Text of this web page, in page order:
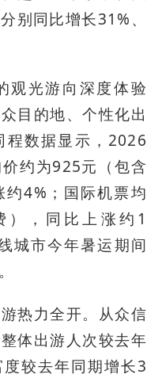
别同比增长31%、
观光游向深度体验
目的地、个性化出
程数据显示，2026
约为925元（包含
4%；国际机票均
），同比上涨约1
城市今年暑运期间
热力全开。从众信
体出游人次较去年
较去年同期增长3